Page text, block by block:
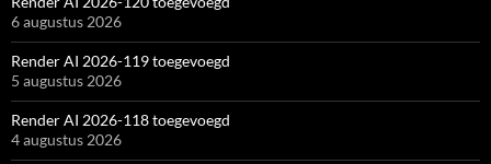
6 augustus 2026
Render AI 2026-119 toegevoegd
5 augustus 2026
Render AI 2026-118 toegevoegd
4 augustus 2026